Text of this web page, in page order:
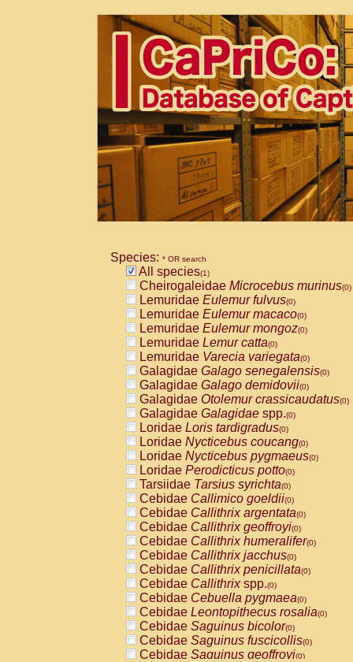
Species: * OR search
All species(1)
Cheirogaleidae Microcebus murinus(0)
Lemuridae Eulemur fulvus(0)
Lemuridae Eulemur macaco(0)
Lemuridae Eulemur mongoz(0)
Lemuridae Lemur catta(0)
Lemuridae Varecia variegata(0)
Galagidae Galago senegalensis(0)
Galagidae Galago demidovii(0)
Galagidae Otolemur crassicaudatus(0)
Galagidae Galagidae spp.(0)
Loridae Loris tardigradus(0)
Loridae Nycticebus coucang(0)
Loridae Nycticebus pygmaeus(0)
Loridae Perodicticus potto(0)
Tarsiidae Tarsius syrichta(0)
Cebidae Callimico goeldii(0)
Cebidae Callithrix argentata(0)
Cebidae Callithrix geoffroyi(0)
Cebidae Callithrix humeralifer(0)
Cebidae Callithrix jacchus(0)
Cebidae Callithrix penicillata(0)
Cebidae Callithrixspp.(0)
Cebidae Cebuella pygmaea(0)
Cebidae Leontopithecus rosalia(0)
Cebidae Saguinus bicolor(0)
Cebidae Saguinus fuscicollis(0)
Cebidae Saguinus geoffroyi(0)